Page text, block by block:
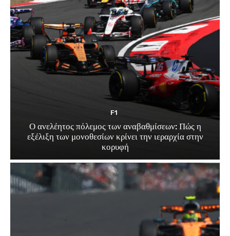
F1
Ο ανελέητος πόλεμος των αναβαθμίσεων: Πώς η
εξέλιξη των μονοθεσίων κρίνει την ιεραρχία στην
κορυφή